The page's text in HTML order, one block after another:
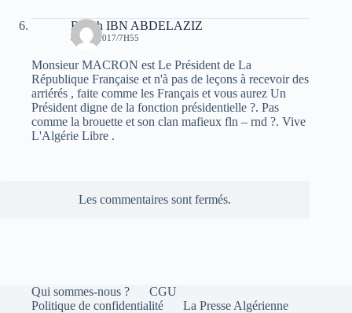
Rabah IBN ABDELAZIZ
8 MAI 2017/7H55
Monsieur MACRON est Le Président de La
République Française et n'à pas de leçons à recevoir des
arriérés , faite comme les Français et vous aurez Un
Président digne de la fonction présidentielle ?. Pas
comme la brouette et son clan mafieux fln – rnd ?. Vive
L'Algérie Libre .
Les commentaires sont fermés.
Qui sommes-nous ?
CGU
Politique de confidentialité
La Presse Algérienne